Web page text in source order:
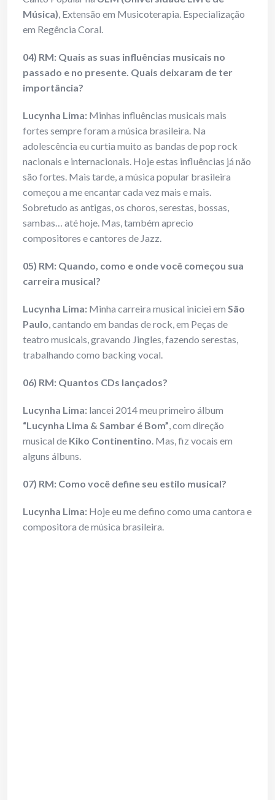
Música), Extensão em Musicoterapia. Especialização
em Regência Coral.
04) RM: Quais as suas influências musicais no
passado e no presente. Quais deixaram de ter
importância?
Lucynha Lima: Minhas influências musicais mais
fortes sempre foram a música brasileira. Na
adolescência eu curtia muito as bandas de pop rock
nacionais e internacionais. Hoje estas influências já não
são fortes. Mais tarde, a música popular brasileira
começou a me encantar cada vez mais e mais.
Sobretudo as antigas, os choros, serestas, bossas,
sambas… até hoje. Mas, também aprecio
compositores e cantores de Jazz.
05) RM: Quando, como e onde você começou sua
carreira musical?
Lucynha Lima: Minha carreira musical iniciei em São
Paulo, cantando em bandas de rock, em Peças de
teatro musicais, gravando Jingles, fazendo serestas,
trabalhando como backing vocal.
06) RM: Quantos CDs lançados?
Lucynha Lima: lancei 2014 meu primeiro álbum
“Lucynha Lima & Sambar é Bom”, com direção
musical de Kiko Continentino. Mas, fiz vocais em
alguns álbuns.
07) RM: Como você define seu estilo musical?
Lucynha Lima: Hoje eu me defino como uma cantora e
compositora de música brasileira.